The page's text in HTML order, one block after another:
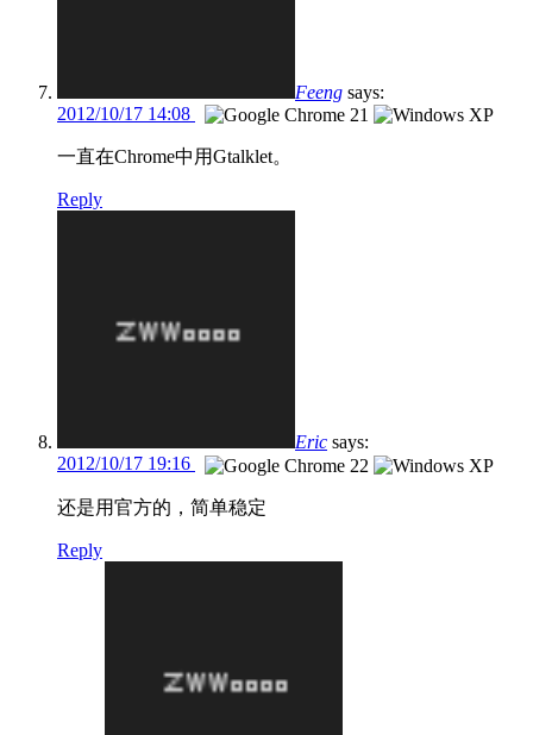
Feeng says:
2012/10/17 14:08
一直在Chrome中用Gtalklet。
Reply
Eric says:
2012/10/17 19:16
还是用官方的，简单稳定
Reply